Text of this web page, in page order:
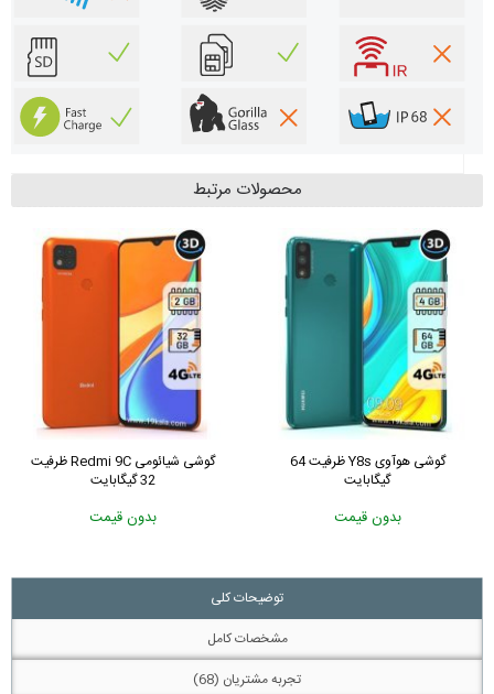
محصولات مرتبط
گوشی هوآوی Y8s ظرفیت 64
گیگابایت
بدون قیمت
گوشی سامسونگ Galaxy A51
بدون قیمت 7,399,000 تومان
توضیحات کلی
مشخصات کامل
تجربه مشتریان (68)